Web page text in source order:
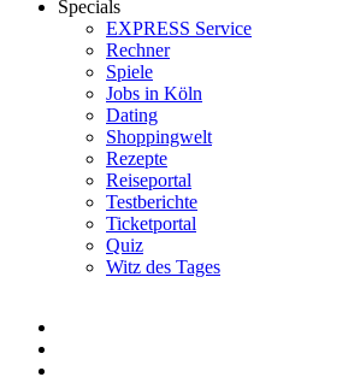
Specials
EXPRESS Service
Rechner
Spiele
Jobs in Köln
Dating
Shoppingwelt
Rezepte
Reiseportal
Testberichte
Ticketportal
Quiz
Witz des Tages